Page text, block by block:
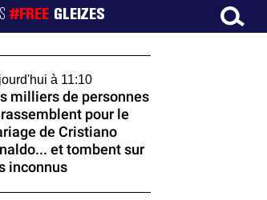
#FREE GLEIZES
à 11:10
milliers de personnes
pour le
de Cristiano
et tombent sur
inconnus